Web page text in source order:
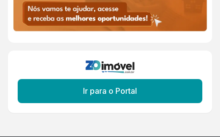
Ir para o Portal